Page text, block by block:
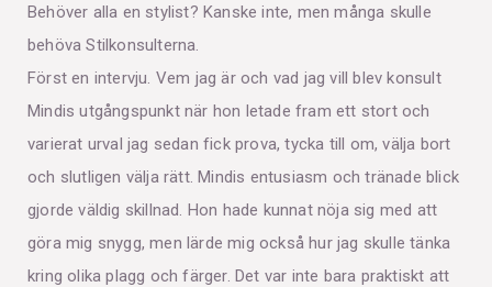
Behöver alla en stylist? Kanske inte, men många skulle
behöva Stilkonsulterna.
Först en intervju. Vem jag är och vad jag vill blev konsult
Mindis utgångspunkt när hon letade fram ett stort och
varierat urval jag sedan fick prova, tycka till om, välja bort
och slutligen välja rätt. Mindis entusiasm och tränade blick
gjorde väldig skillnad. Hon hade kunnat nöja sig med att
göra mig snygg, men lärde mig också hur jag skulle tänka
kring olika plagg och färger. Det var inte bara praktiskt att